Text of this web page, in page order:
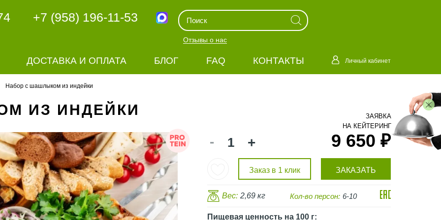
+7 (958) 196-11-53
Отзывы о нас
ДОСТАВКА И ОПЛАТА БЛОГ FAQ КОНТАКТЫ Личный кабинет
Набор с шашлыком из индейки
ИЗ ИНДЕЙКИ
- + 9 650 ₽
Заказ в 1 клик ЗАКАЗАТЬ
Вес: 2,69 кг Кол-во персон: 6-10
Пищевая ценностьна 100 г:
ЗАЯВКА
НА КЕЙТЕРИНГ